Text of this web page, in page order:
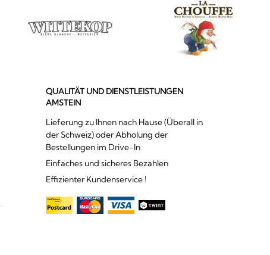
QUALITÄT UND DIENSTLEISTUNGEN
AMSTEIN
Lieferung zu Ihnen nach Hause (Überall in
der Schweiz) oder Abholung der
Bestellungen im Drive-In
Einfaches und sicheres Bezahlen
Effizienter Kundenservice !